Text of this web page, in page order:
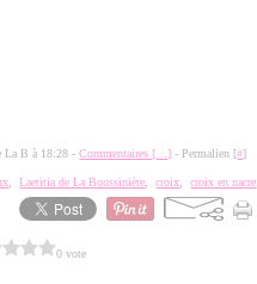
La B à 18:28 -Commentaires [ …] - Permalien [#]
,Laetitia de La Boussinière ,croix ,croix en nacre
0 vote